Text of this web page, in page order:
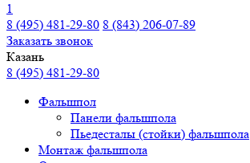
1
8 (495) 481-29-80 8 (843) 206-07-89
Заказать звонок
Казань
8 (495) 481-29-80
Фальшпол
Панели фальшпола
Пьедесталы (стойки) фальшпола
Монтаж фальшпола